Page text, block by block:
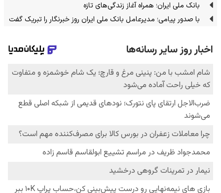
بانک ملی ایران؛ همراه آغاز زندگی‌های تازه
با صدور پیامی؛ مدیرعامل بانک ملی ایران روز خبرنگار را تبریک گفت